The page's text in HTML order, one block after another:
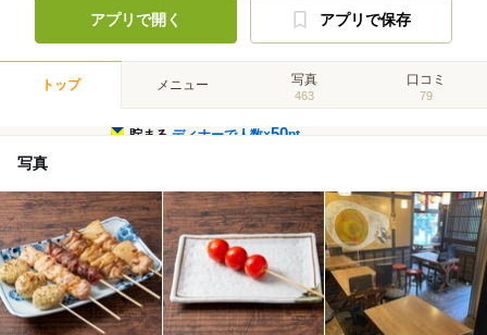
アプリで開く アプリで保存
トップ メニュー 写真
463
口コミ
79
貯まるディナーで人数×50pt
写真